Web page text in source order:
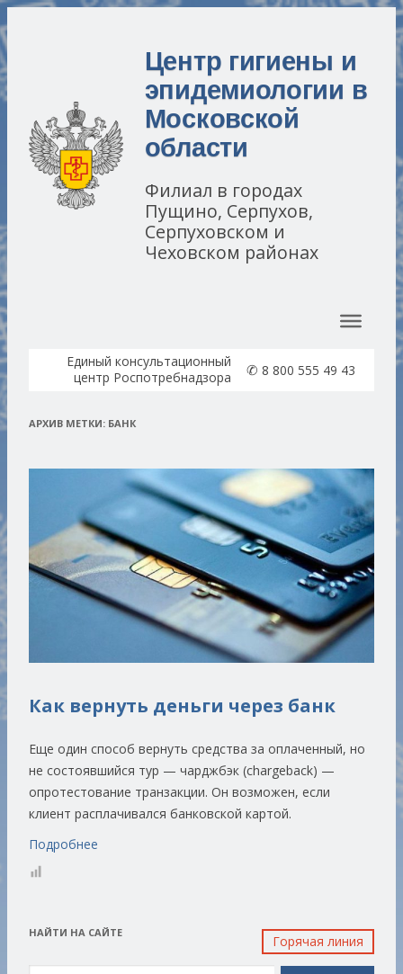
Центр гигиены и
эпидемиологии в
Московской
области
Филиал в городах
Пущино, Серпухов,
Серпуховском и
Чеховском районах
Единый консультационный
центр Роспотребнадзора
✆ 8 800 555 49 43
АРХИВ МЕТКИ: БАНК
Как вернуть деньги через банк
Еще один способ вернуть средства за оплаченный, но
не состоявшийся тур — чарджбэк (chargeback) —
опротестование транзакции. Он возможен, если
клиент расплачивался банковской картой.
Подробнее
Горячая линия
НАЙТИ НА САЙТЕ